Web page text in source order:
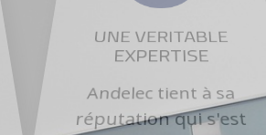
UNE VERITABLE
EXPERTISE
Andelec tient à sa
réputation qui s'est